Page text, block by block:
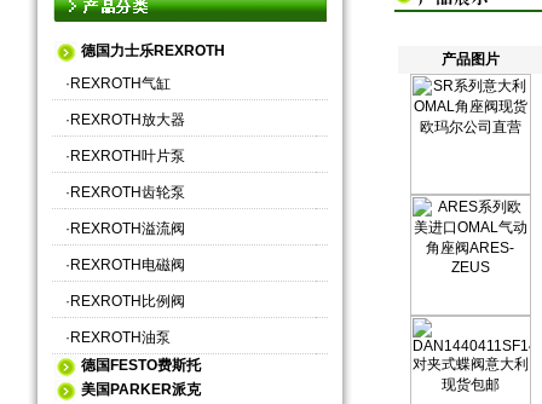
德国力士乐REXROTH
· REXROTH气缸
· REXROTH放大器
· REXROTH叶片泵
· REXROTH齿轮泵
· REXROTH溢流阀
· REXROTH电磁阀
· REXROTH比例阀
· REXROTH油泵
德国FESTO费斯托
美国PARKER派克
产品图片